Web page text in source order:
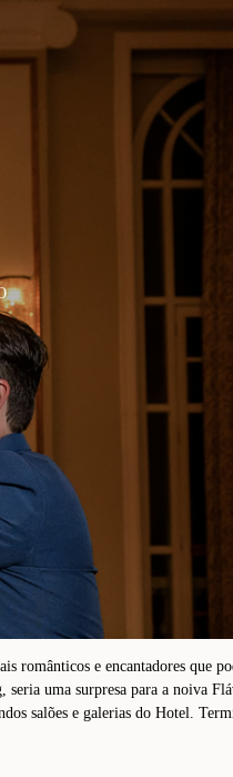
românticos e encantadores que
uma surpresa para a noiva
salões e galerias do Hotel.